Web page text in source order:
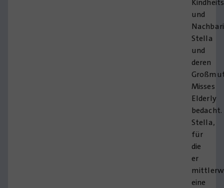
und
Stella
und
deren
Misses
Elderly
bedacht.
Stella,
für
die
er
eine